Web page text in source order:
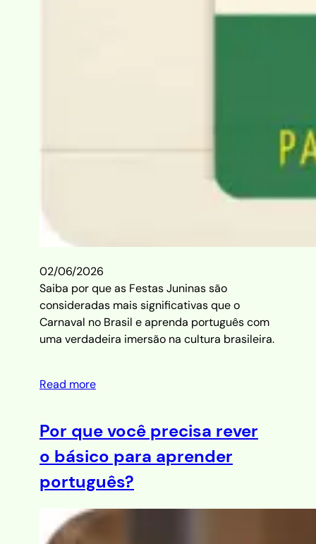
02/06/2026
Saiba por que as Festas Juninas são
consideradas mais significativas que o
Carnaval no Brasil e aprenda português com
uma verdadeira imersão na cultura brasileira.
Read more
Por que você precisa rever
o básico para aprender
português?